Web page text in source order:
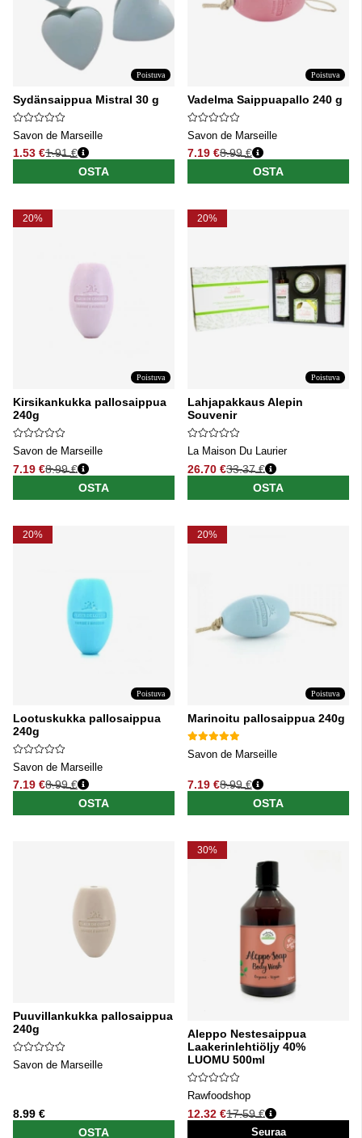
Poistuva
Sydänsaippua Mistral 30 g
Savon de Marseille
1.53 €
Normaali hinta
1.91 €
OSTA
Poistuva
Vadelma Saippuapallo 240 g
Savon de Marseille
7.19 €
Normaali hinta
8.99 €
OSTA
20%
Poistuva
Kirsikankukka pallosaippua
240g
Savon de Marseille
7.19 €
Normaali hinta
8.99 €
OSTA
20%
Poistuva
Lahjapakkaus Alepin
Souvenir
La Maison Du Laurier
26.70 €
Normaali hinta
33.37 €
OSTA
20%
Poistuva
Lootuskukka pallosaippua
240g
Savon de Marseille
7.19 €
Normaali hinta
8.99 €
OSTA
20%
Poistuva
Marinoitu pallosaippua 240g
Savon de Marseille
7.19 €
Normaali hinta
8.99 €
OSTA
Puuvillankukka pallosaippua
240g
Savon de Marseille
8.99 €
OSTA
30%
Aleppo Nestesaippua
Laakerinlehtiöljy 40%
LUOMU 500ml
Rawfoodshop
12.32 €
Normaali hinta
17.59 €
Seuraa